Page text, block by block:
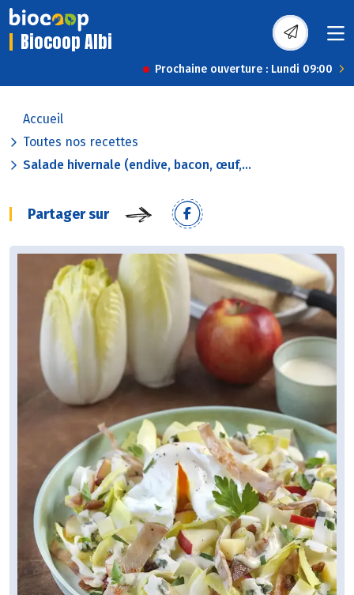
Biocoop Albi
Prochaine ouverture : Lundi 09:00
Accueil
Toutes nos recettes
Salade hivernale (endive, bacon, œuf,...
Partager sur